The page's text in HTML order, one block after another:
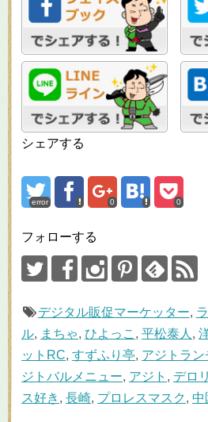
シェアする
error 0 0
フォローする
デジタル販促マーケッター,
ル, まちゃ,ひよっこ ,平松泰人 ,
ットRC,すずふり亭, アジトラ
ジトバルメニュー, アジト , デロ
ス好き ,長崎, プロレスマスク ,中